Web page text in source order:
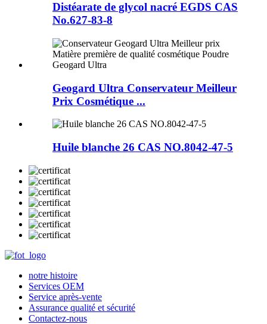
Distéarate de glycol nacré EGDS CAS
No.627-83-8
Geogard Ultra Conservateur Meilleur
Prix Cosmétique ...
Huile blanche 26 CAS NO.8042-47-5
notre histoire
Services OEM
Service après-vente
Assurance qualité et sécurité
Contactez-nous